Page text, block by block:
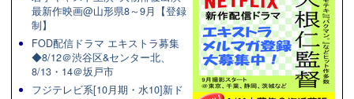
最新作映画@山形県8～9月【登録
制】
FOD配信ドラマ エキストラ募集
◆8/12＠渋谷区&センター北、
8/13・14＠坂戸市
フジテレビ系[10月期・水10]新ド